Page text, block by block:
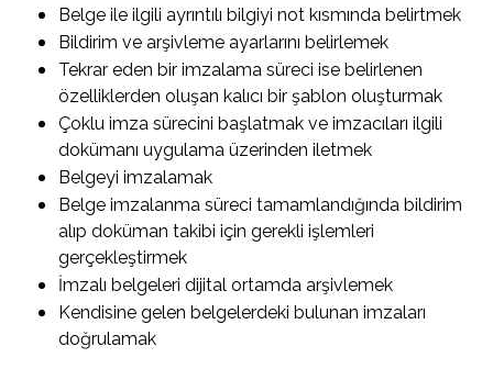
Belge ile ilgili ayrıntılı bilgiyi not kısmında belirtmek
Bildirim ve arşivleme ayarlarını belirlemek
Tekrar eden bir imzalama süreci ise belirlenen
özelliklerden oluşan kalıcı bir şablon oluşturmak
Çoklu imza sürecini başlatmak ve imzacıları ilgili
dokümanı uygulama üzerinden iletmek
Belgeyi imzalamak
Belge imzalanma süreci tamamlandığında bildirim
alıp doküman takibi için gerekli işlemleri
gerçekleştirmek
İmzalı belgeleri dijital ortamda arşivlemek
Kendisine gelen belgelerdeki bulunan imzaları
doğrulamak